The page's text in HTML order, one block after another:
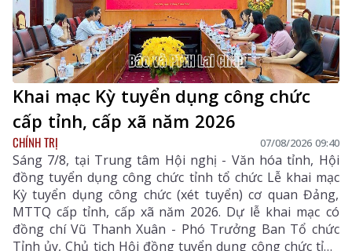
Khai mạc Kỳ tuyển dụng công chức
cấp tỉnh, cấp xã năm 2026
CHÍNH TRỊ 07/08/2026 09:40
Sáng 7/8, tại Trung tâm Hội nghị - Văn hóa tỉnh, Hội
đồng tuyển dụng công chức tỉnh tổ chức Lễ khai mạc
Kỳ tuyển dụng công chức (xét tuyển) cơ quan Đảng,
MTTQ cấp tỉnh, cấp xã năm 2026. Dự lễ khai mạc có
đồng chí Vũ Thanh Xuân - Phó Trưởng Ban Tổ chức
Tỉnh ủy, Chủ tịch Hội đồng tuyển dụng công chức tỉnh